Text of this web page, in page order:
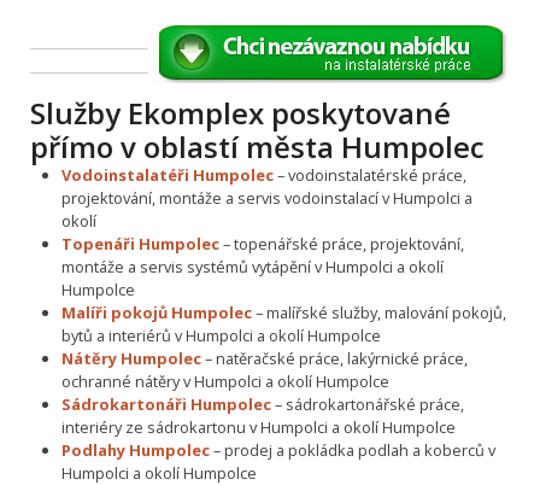
Služby Ekomplex poskytované
přímo v oblastí města Humpolec
Vodoinstalatéři Humpolec– vodoinstalatérské práce,
projektování, montáže a servis vodoinstalací v Humpolci a
okolí
Topenáři Humpolec– topenářské práce, projektování,
montáže a servis systémů vytápění v Humpolci a okolí
Humpolce
Malíři pokojů Humpolec– malířské služby, malování pokojů,
bytů a interiérů v Humpolci a okolí Humpolce
Nátěry Humpolec– natěračské práce, lakýrnické práce,
ochranné nátěry v Humpolci a okolí Humpolce
Sádrokartonáři Humpolec– sádrokartonářské práce,
interiéry ze sádrokartonu v Humpolci a okolí Humpolce
Podlahy Humpolec– prodej a pokládka podlah a koberců v
Humpolci a okolí Humpolce